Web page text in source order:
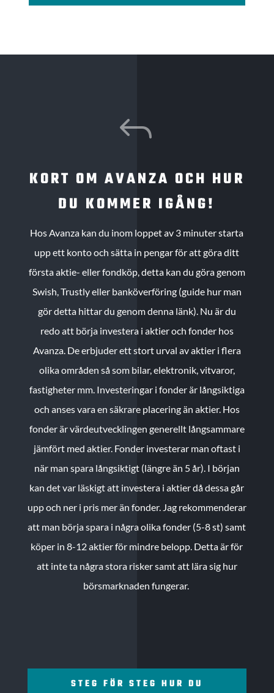
J
KORT OM AVANZA OCH HUR
DU KOMMER IGÅNG!
Hos Avanza kan du inom loppet av 3 minuter starta
upp ett konto och sätta in pengar för att göra ditt
första aktie- eller fondköp, detta kan du göra genom
Swish, Trustly eller banköverföring (guide hur man
gör detta hittar du genom denna länk). Nu är du
redo att börja investera i aktier och fonder hos
Avanza. De erbjuder ett stort urval av aktier i flera
olika områden så som bilar, elektronik, vitvaror,
fastigheter mm. Investeringar i fonder är långsiktiga
och anses vara en säkrare placering än aktier. Hos
fonder är värdeutvecklingen generellt långsammare
jämfört med aktier. Fonder investerar man oftast i
när man spara långsiktigt (längre än 5 år). I början
kan det var läskigt att investera i aktier då dessa går
upp och ner i pris mer än fonder. Jag rekommenderar
att man börja spara i några olika fonder (5-8 st) samt
köper in 8-12 aktier för mindre belopp. Detta är för
att inte ta några stora risker samt att lära sig hur
börsmarknaden fungerar.
STEG FÖR STEG HUR DU